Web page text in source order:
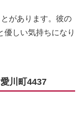
があります。彼の
優しい気持ちになり
川町4437